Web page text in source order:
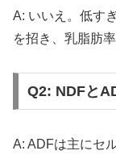
A: いいえ。低す
を招き、乳脂肪
Q2: NDFと
A: ADFは主にセ